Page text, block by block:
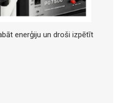
enerģiju un droši izpētīt